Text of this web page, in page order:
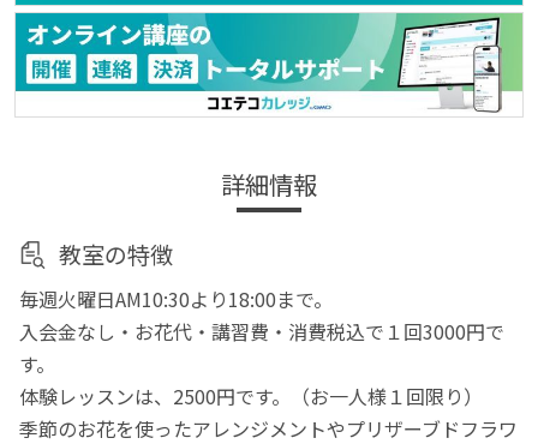
詳細情報
教室の特徴
毎週火曜日AM10:30より18:00まで。
入会金なし・お花代・講習費・消費税込で１回3000円で
す。
体験レッスンは、2500円です。（お一人様１回限り）
季節のお花を使ったアレンジメントやプリザーブドフラワ